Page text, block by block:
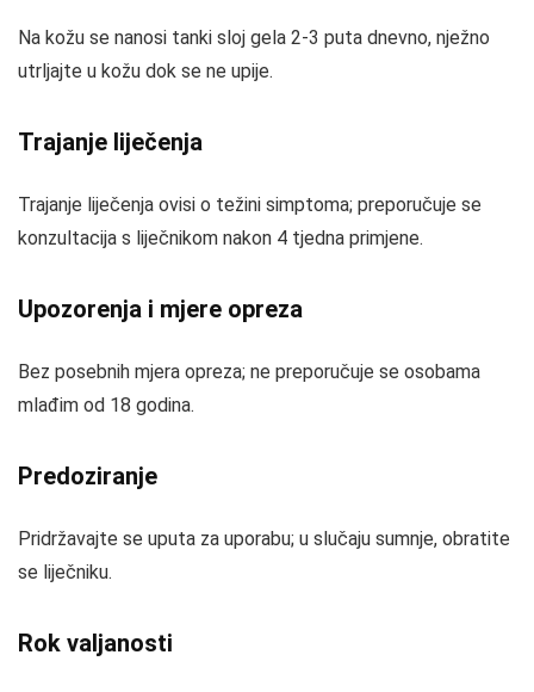
Na kožu se nanosi tanki sloj gela 2-3 puta dnevno, nježno
utrljajte u kožu dok se ne upije.
Trajanje liječenja
Trajanje liječenja ovisi o težini simptoma; preporučuje se
konzultacija s liječnikom nakon 4 tjedna primjene.
Upozorenja i mjere opreza
Bez posebnih mjera opreza; ne preporučuje se osobama
mlađim od 18 godina.
Predoziranje
Pridržavajte se uputa za uporabu; u slučaju sumnje, obratite
se liječniku.
Rok valjanosti